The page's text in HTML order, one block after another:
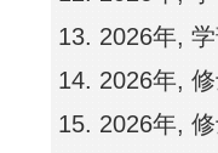
2026年,
2026年,
2026年,